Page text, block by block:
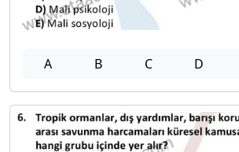
A B C D